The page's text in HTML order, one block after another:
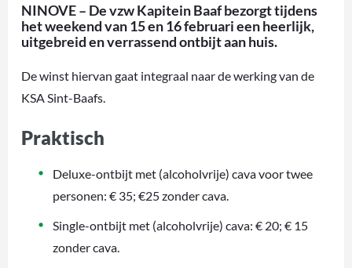
NINOVE – De vzw Kapitein Baaf bezorgt tijdens
het weekend van 15 en 16 februari een heerlijk,
uitgebreid en verrassend ontbijt aan huis.
De winst hiervan gaat integraal naar de werking van de
KSA Sint-Baafs.
Praktisch
Deluxe-ontbijt met (alcoholvrije) cava voor twee
personen: € 35; €25 zonder cava.
Single-ontbijt met (alcoholvrije) cava: € 20; € 15
zonder cava.